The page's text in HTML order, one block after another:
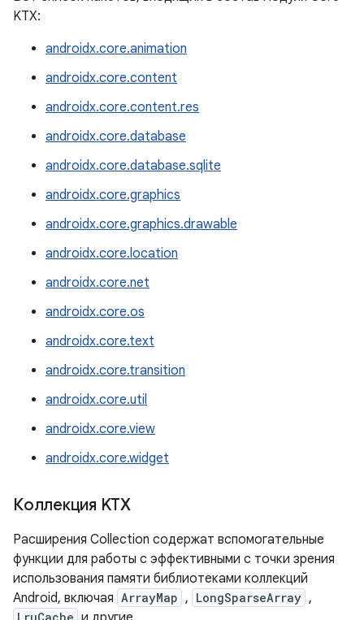
KTX:
androidx.core.animation
androidx.core.content
androidx.core.content.res
androidx.core.database
androidx.core.database.sqlite
androidx.core.graphics
androidx.core.graphics.drawable
androidx.core.location
androidx.core.net
androidx.core.os
androidx.core.text
androidx.core.transition
androidx.core.util
androidx.core.view
androidx.core.widget
Коллекция KTX
Расширения Collection содержат вспомогательные
функции для работы с эффективными с точки зрения
использования памяти библиотеками коллекций
Android, включая ArrayMap , LongSparseArray ,